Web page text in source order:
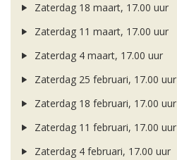
Zaterdag 18 maart, 17.00 uur
Zaterdag 11 maart, 17.00 uur
Zaterdag 4 maart, 17.00 uur
Zaterdag 25 februari, 17.00 uur
Zaterdag 18 februari, 17.00 uur
Zaterdag 11 februari, 17.00 uur
Zaterdag 4 februari, 17.00 uur